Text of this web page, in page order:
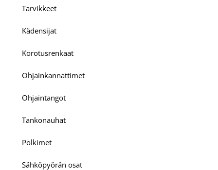
Tarvikkeet
Kädensijat
Korotusrenkaat
Ohjainkannattimet
Ohjaintangot
Tankonauhat
Polkimet
Sähköpyörän osat